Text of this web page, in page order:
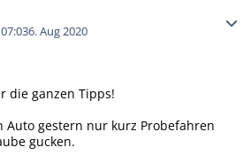
6. Aug 2020
die ganzen Tipps!
Auto gestern nur kurz Probefahren
gucken.